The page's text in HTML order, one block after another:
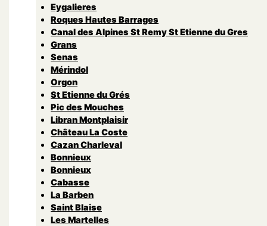
Eygalieres
Roques Hautes Barrages
Canal des Alpines St Remy St Etienne du Gres
Grans
Senas
Mérindol
Orgon
St Etienne du Grés
Pic des Mouches
Libran Montplaisir
Château La Coste
Cazan Charleval
Bonnieux
Bonnieux
Cabasse
La Barben
Saint Blaise
Les Martelles